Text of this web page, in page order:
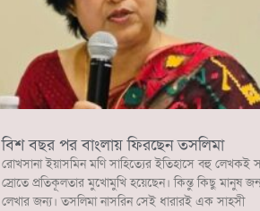
বিশ বছর পর বাংলায় ফিরছেন তসলিমা
রোখসানা ইয়াসমিন মণি সাহিত্যের ইতিহাসে বহু লেখকই
স্রোতে প্রতিকূলতার মুখোমুখি হয়েছেন। কিন্তু কিছু মানুষ
লেখার জন্য। তসলিমা নাসরিন সেই ধারারই এক সাহসী